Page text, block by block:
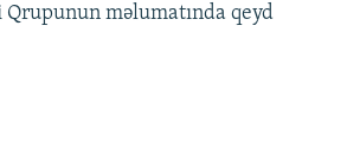
Qrupunun məlumatında qeyd